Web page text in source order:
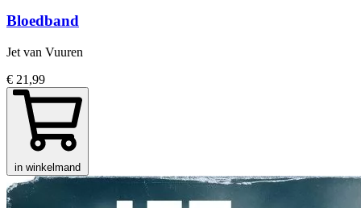
Bloedband
Jet van Vuuren
€ 21,99
in winkelmand